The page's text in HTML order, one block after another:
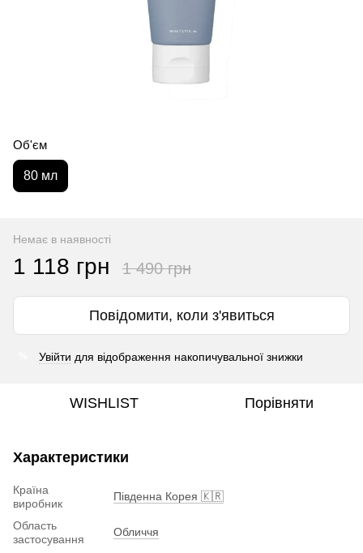
Об'єм
80 мл
Немає в наявності
1 118 грн 1 490 грн
Повідомити, коли з'явиться
Увійти для відображення накопичувальної знижки
WISHLIST Порівняти
Характеристики
Країна
виробник
Південна Корея 🇰🇷
Область
застосування
Обличчя